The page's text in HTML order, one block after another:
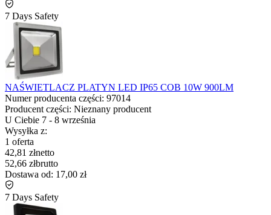
7 Days Safety
NAŚWIETLACZ PLATYN LED IP65 COB 10W 900LM
Numer producenta części: 97014
Producent części: Nieznany producent
U Ciebie 7 - 8 września
Wysyłka z:
1 oferta
42,81 złnetto
52,66 złbrutto
Dostawa od: 17,00 zł
7 Days Safety